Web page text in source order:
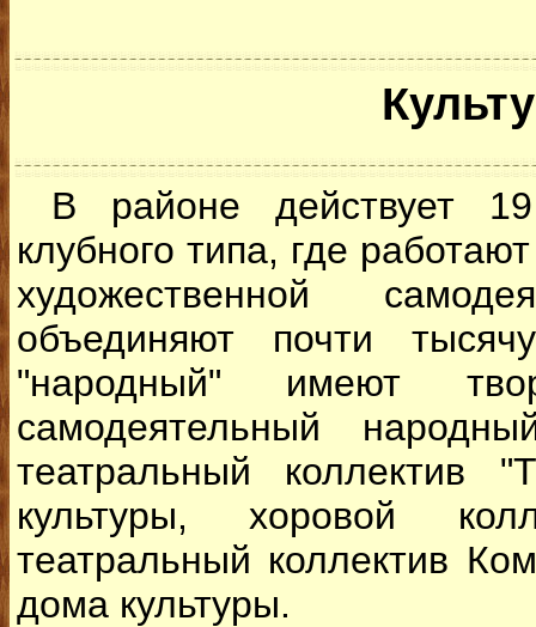
В районе действует 19
клубного типа, где
художественной
объединяют почти
"народный" имеют
самодеятельный
театральный коллектив
культуры, хоровой
театральный коллектив
дома культуры.